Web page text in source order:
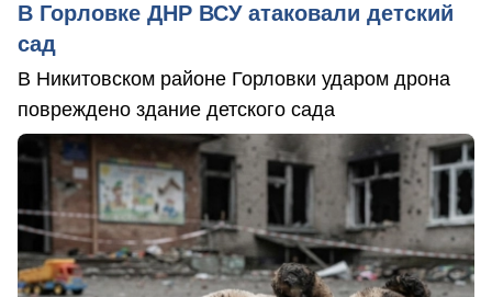
В Горловке ДНР ВСУ атаковали детский
сад
В Никитовском районе Горловки ударом дрона
повреждено здание детского сада